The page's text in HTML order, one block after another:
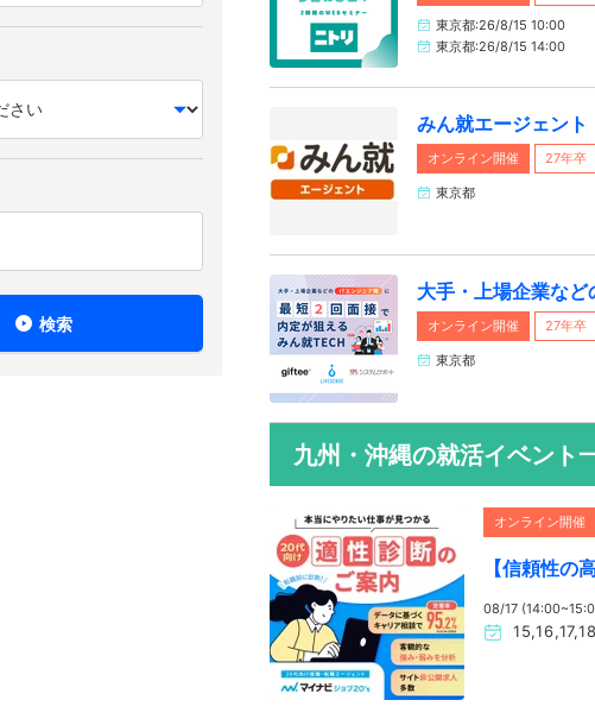
検索
東京都:26/8/15 10:00
東京都:26/8/15 14:00
みん就エージェント
オンライン開催 27年卒
東京都
大手・上場企業な
オンライン開催 27年卒
東京都
九州・沖縄の就活イベント
オンライン開催
【信頼性の
08/17